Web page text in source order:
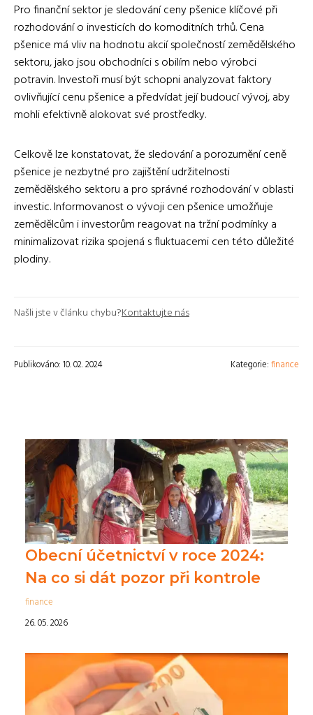
Pro finanční sektor je sledování ceny pšenice klíčové při
rozhodování o investicích do komoditních trhů. Cena
pšenice má vliv na hodnotu akcií společností zemědělského
sektoru, jako jsou obchodníci s obilím nebo výrobci
potravin. Investoři musí být schopni analyzovat faktory
ovlivňující cenu pšenice a předvídat její budoucí vývoj, aby
mohli efektivně alokovat své prostředky.
Celkově lze konstatovat, že sledování a porozumění ceně
pšenice je nezbytné pro zajištění udržitelnosti
zemědělského sektoru a pro správné rozhodování v oblasti
investic. Informovanost o vývoji cen pšenice umožňuje
zemědělcům i investorům reagovat na tržní podmínky a
minimalizovat rizika spojená s fluktuacemi cen této důležité
plodiny.
Našli jste v článku chybu?Kontaktujte nás
Publikováno: 10. 02. 2024 Kategorie:finance
Obecní účetnictví v roce 2024:
Na co si dát pozor při kontrole
finance
26. 05. 2026